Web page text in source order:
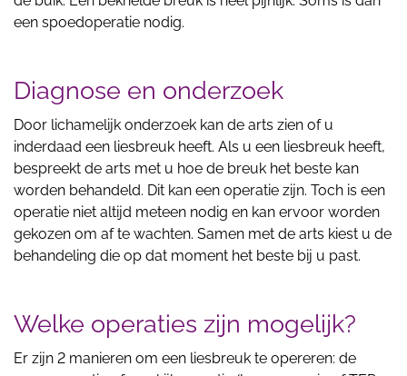
een spoedoperatie nodig.
Diagnose en onderzoek
Door lichamelijk onderzoek kan de arts zien of u
inderdaad een liesbreuk heeft. Als u een liesbreuk heeft,
bespreekt de arts met u hoe de breuk het beste kan
worden behandeld. Dit kan een operatie zijn. Toch is een
operatie niet altijd meteen nodig en kan ervoor worden
gekozen om af te wachten. Samen met de arts kiest u de
behandeling die op dat moment het beste bij u past.
Welke operaties zijn mogelijk?
Er zijn 2 manieren om een liesbreuk te opereren: de